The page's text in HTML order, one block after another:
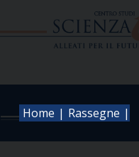
Home | Rassegne |